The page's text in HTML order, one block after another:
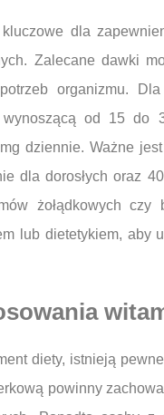
dla
Zalecane dawki
organizmu.
od 15 do
dziennie. Ważne
dla dorosłych oraz
żołądkowych czy
lub dietetykiem, aby
diety, istnieją
powinny